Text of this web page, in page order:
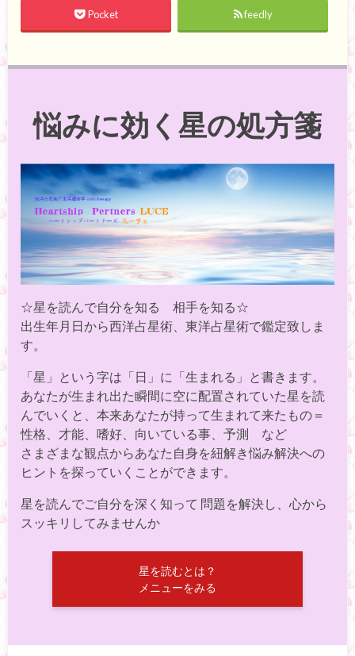
Pocket feedly
悩みに効く星の処方箋
☆星を読んで自分を知る 相手を知る☆
出生年月日から西洋占星術、東洋占星術で鑑定致しま
す。
「星」という字は「日」に「生まれる」と書きます。
あなたが生まれ出た瞬間に空に配置されていた星を読
んでいくと、本来あなたが持って生まれて来たもの＝
性格、才能、嗜好、向いている事、予測 など
さまざまな観点からあなた自身を紐解き悩み解決への
ヒントを探っていくことができます。
星を読んでご自分を深く知って 問題を解決し、心から
スッキリしてみませんか
星を読むとは？
メニューをみる